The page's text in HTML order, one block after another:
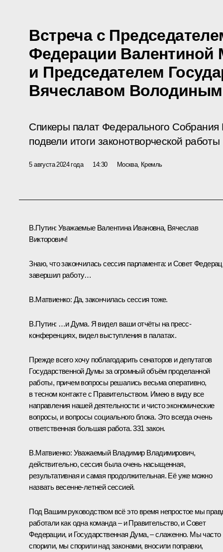
Встреча с
Федерации Валентиной
и Председателем
Вячеславом Володиным
Спикеры палат Федерального
подвели итоги законотворческой
5 августа 2024 года 14:30 Москва, Кремль
В.Путин: Уважаемые Валентина Ивановна, Вячеслав
Викторович!
Знаю, что закончилась сессия парламента: и Совет
завершил работу…
В.Матвиенко: Да, закончилась сессия тоже.
В.Путин: …и Дума. Я видел ваши отчёты на пресс-
конференциях, видел выступления в палатах.
Прежде всего хочу поблагодарить сенаторов и депутатов
Государственной Думы за огромный объём проделанной
работы, причем вопросы решались весьма оперативно,
в тесном контакте с Правительством. Имею в виду все
направления нашей деятельности: и чисто экономические
вопросы, и вопросы социального блока. Это всегда очень
ответственная большая работа. 331 закон.
В.Матвиенко: Уважаемый Владимир Владимирович,
действительно, сессия была очень насыщенная,
результативная и самая продолжительная. Её уже можно
назвать весенне-летней сессией.
Под Вашим руководством всё это время непростое мы
работали как одна команда – и Правительство, и Совет
Федерации, и Государственная Дума, – слаженно. Мы часто
спорили, мы спорили над законами, вносили поправки,